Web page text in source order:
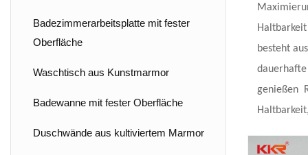
Badezimmerarbeitsplatte mit fester
Oberfläche
Waschtisch aus Kunstmarmor
Badewanne mit fester Oberfläche
Duschwände aus kultiviertem Marmor
besteht
dauerhafte
genießen